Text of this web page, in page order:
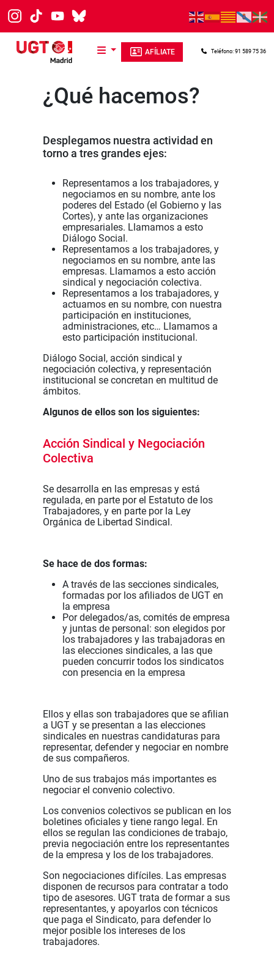
Pasar al contenido principal
AFÍLIATE Teléfono: 91 589 75 36
¿Qué hacemos?
Desplegamos nuestra actividad en
torno a tres grandes ejes:
Representamos a los trabajadores, y
negociamos en su nombre, ante los
poderes del Estado (el Gobierno y las
Cortes), y ante las organizaciones
empresariales. Llamamos a esto
Diálogo Social.
Representamos a los trabajadores, y
negociamos en su nombre, ante las
empresas. Llamamos a esto acción
sindical y negociación colectiva.
Representamos a los trabajadores, y
actuamos en su nombre, con nuestra
participación en instituciones,
administraciones, etc… Llamamos a
esto participación institucional.
Diálogo Social, acción sindical y
negociación colectiva, y representación
institucional se concretan en multitud de
ámbitos.
Algunos de ellos son los siguientes:
Acción Sindical y Negociación
Colectiva
Se desarrolla en las empresas y está
regulada, en parte por el Estatuto de los
Trabajadores, y en parte por la Ley
Orgánica de Libertad Sindical.
Se hace de dos formas:
A través de las secciones sindicales,
formadas por los afiliados de UGT en
la empresa
Por delegados/as, comités de empresa
y juntas de personal: son elegidos por
los trabajadores y las trabajadoras en
las elecciones sindicales, a las que
pueden concurrir todos los sindicatos
con presencia en la empresa
Ellos y ellas son trabajadores que se afilian
a UGT y se presentan a las elecciones
sindicales en nuestras candidaturas para
representar, defender y negociar en nombre
de sus compañeros.
Uno de sus trabajos más importantes es
negociar el convenio colectivo.
Los convenios colectivos se publican en los
boletines oficiales y tiene rango legal. En
ellos se regulan las condiciones de trabajo,
previa negociación entre los representantes
de la empresa y los de los trabajadores.
Son negociaciones difíciles. Las empresas
disponen de recursos para contratar a todo
tipo de asesores. UGT trata de formar a sus
representantes, y apoyarlos con técnicos
que paga el Sindicato, para defender lo
mejor posible los intereses de los
trabajadores.